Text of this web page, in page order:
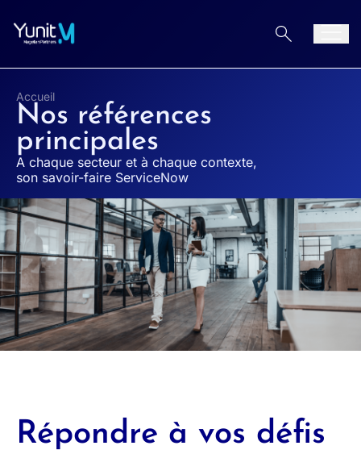
Accueil
Nos références
principales
A chaque secteur et à chaque contexte,
son savoir-faire ServiceNow
Répondre à vos défis